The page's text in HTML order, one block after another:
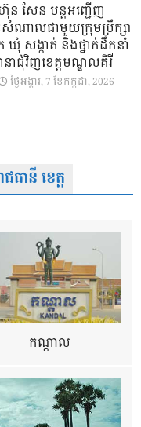
ន សែន បន្តអញ្ជើញ
ណាលជាមួយក្រុមប្រឹក្សា
ឃុំ សង្កាត់ និងថ្នាក់ដឹកនាំ
ានាជុំវិញខេត្តមណ្ឌលគិរី
ថ្ងៃ​អង្គារ, 7 ខែ​កក្កដា, 2026
ានី ខេត្ត
កណ្តាល